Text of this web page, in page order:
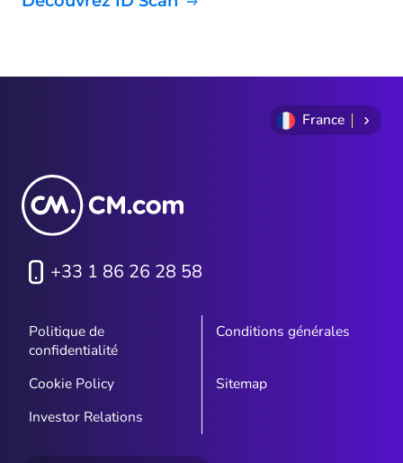
France
+33 1 86 26 28 58
Politique de
confidentialité
Conditions générales
Cookie Policy
Sitemap
Investor Relations